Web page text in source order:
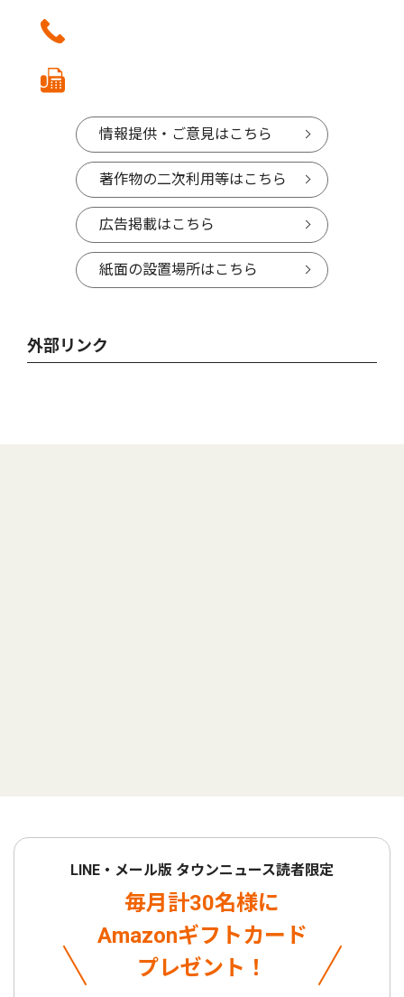
情報提供・ご意見はこちら
著作物の二次利用等はこちら
広告掲載はこちら
紙面の設置場所はこちら
外部リンク
LINE・メール版 タウンニュース読者限定
毎月計30名様に
Amazonギフトカード
プレゼント！